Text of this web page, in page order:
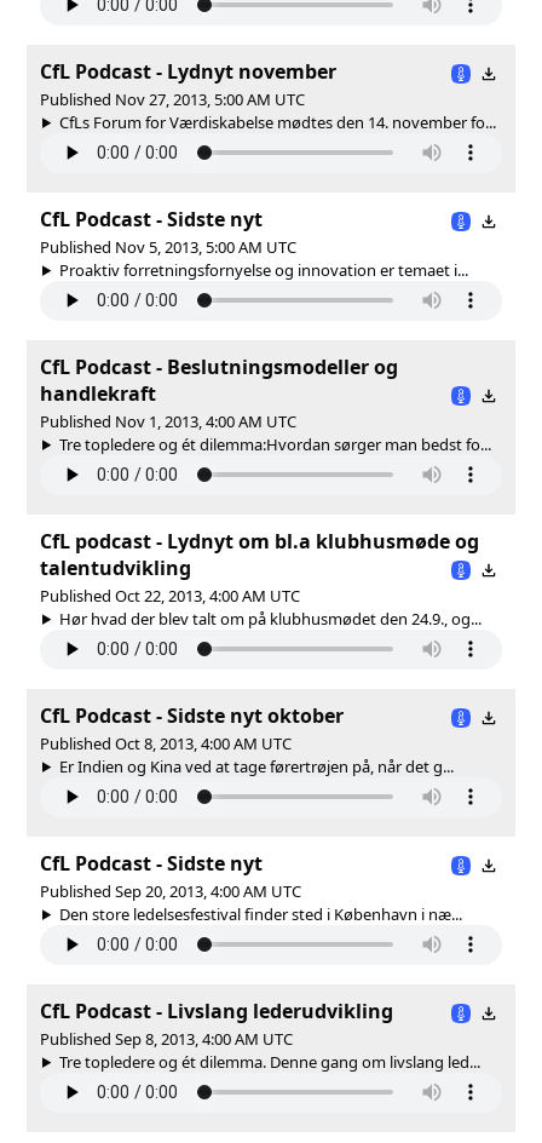
CfL Podcast - Lydnyt november
Published Nov 27, 2013, 5:00 AM UTC
CfLs Forum for Værdiskabelse mødtes den 14. november fo...
CfL Podcast - Sidste nyt
Published Nov 5, 2013, 5:00 AM UTC
Proaktiv forretningsfornyelse og innovation er temaet i...
CfL Podcast - Beslutningsmodeller og
handlekraft
Published Nov 1, 2013, 4:00 AM UTC
Tre topledere og ét dilemma:Hvordan sørger man bedst fo...
CfL podcast - Lydnyt om bl.a klubhusmøde og
talentudvikling
Published Oct 22, 2013, 4:00 AM UTC
Hør hvad der blev talt om på klubhusmødet den 24.9., og...
CfL Podcast - Sidste nyt oktober
Published Oct 8, 2013, 4:00 AM UTC
Er Indien og Kina ved at tage førertrøjen på, når det g...
CfL Podcast - Sidste nyt
Published Sep 20, 2013, 4:00 AM UTC
Den store ledelsesfestival finder sted i København i næ...
CfL Podcast - Livslang lederudvikling
Published Sep 8, 2013, 4:00 AM UTC
Tre topledere og ét dilemma. Denne gang om livslang led...